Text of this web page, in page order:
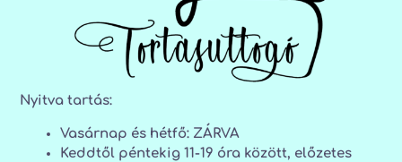
Nyitva tartás:
Vasárnap és hétfő: ZÁRVA
Keddtől péntekig 11-19 óra között, előzetes